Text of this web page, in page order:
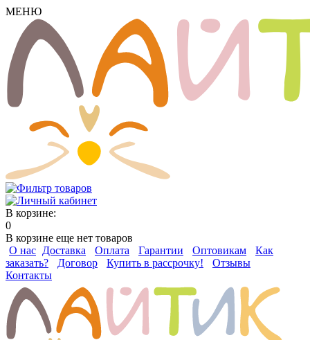
МЕНЮ
В корзине:
0
В корзине еще нет товаров
О нас Доставка Оплата Гарантии Оптовикам
Как
заказать?
Договор Купить в рассрочку!
Отзывы
Контакты